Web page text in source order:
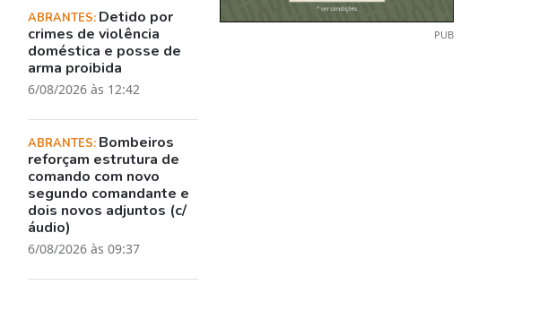
ABRANTES: Detido por
crimes de violência
doméstica e posse de
arma proibida
6/08/2026 às 12:42
ABRANTES: Bombeiros
reforçam estrutura de
comando com novo
segundo comandante e
dois novos adjuntos (c/
áudio)
6/08/2026 às 09:37
PUB